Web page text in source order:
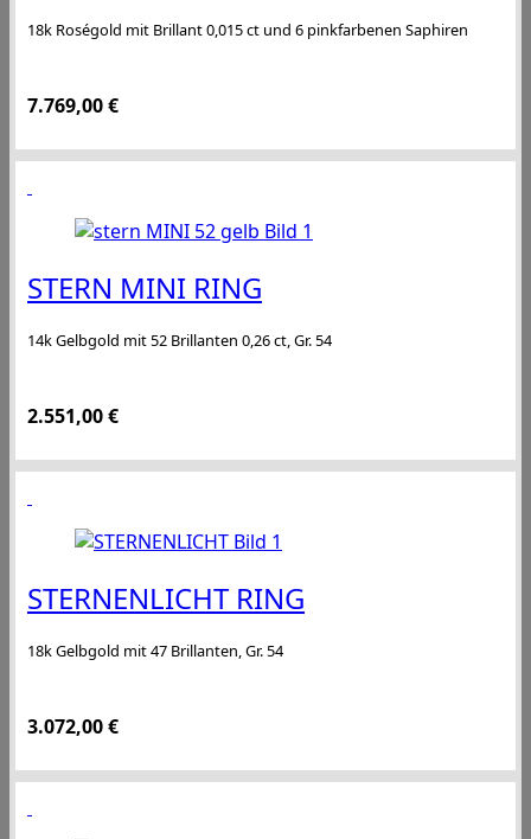
18k Roségold mit Brillant 0,015 ct und 6 pinkfarbenen Saphiren
7.769,00€
STERN MINI RING
14k Gelbgold mit 52 Brillanten 0,26 ct, Gr. 54
2.551,00€
STERNENLICHT RING
18k Gelbgold mit 47 Brillanten, Gr. 54
3.072,00€